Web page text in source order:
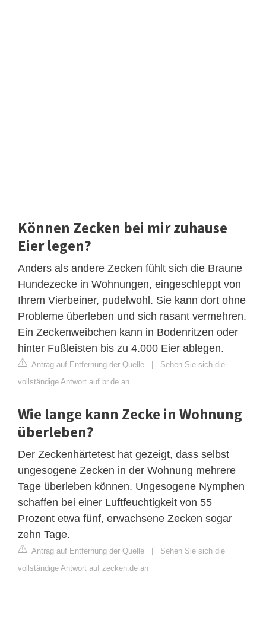
Können Zecken bei mir zuhause
Eier legen?
Anders als andere Zecken fühlt sich die Braune
Hundezecke in Wohnungen, eingeschleppt von
Ihrem Vierbeiner, pudelwohl. Sie kann dort ohne
Probleme überleben und sich rasant vermehren.
Ein Zeckenweibchen kann in Bodenritzen oder
hinter Fußleisten bis zu 4.000 Eier ablegen.
Antrag auf Entfernung der Quelle
Sehen Sie sich die
vollständige Antwort auf br.de an
Wie lange kann Zecke in Wohnung
überleben?
Der Zeckenhärtetest hat gezeigt, dass selbst
ungesogene Zecken in der Wohnung mehrere
Tage überleben können. Ungesogene Nymphen
schaffen bei einer Luftfeuchtigkeit von 55
Prozent etwa fünf, erwachsene Zecken sogar
zehn Tage.
Antrag auf Entfernung der Quelle
Sehen Sie sich die
vollständige Antwort auf zecken.de an